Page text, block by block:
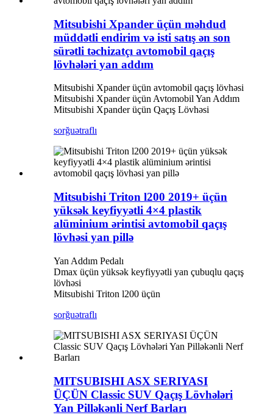
Mitsubishi Xpander üçün məhdud
müddətli endirim və isti satış ən son
sürətli təchizatçı avtomobil qaçış
lövhələri yan addım
Mitsubishi Xpander üçün avtomobil qaçış lövhəsi
Mitsubishi Xpander üçün Avtomobil Yan Addım
Mitsubishi Xpander üçün Qaçış Lövhəsi
sorğuətraflı
Mitsubishi Triton l200 2019+ üçün
yüksək keyfiyyətli 4×4 plastik
alüminium ərintisi avtomobil qaçış
lövhəsi yan pillə
Yan Addım Pedalı
Dmax üçün yüksək keyfiyyətli yan çubuqlu qaçış
lövhəsi
Mitsubishi Triton l200 üçün
sorğuətraflı
MITSUBISHI ASX SERIYASI
ÜÇÜN Classic SUV Qaçış Lövhələri
Yan Pilləkənli Nerf Barları